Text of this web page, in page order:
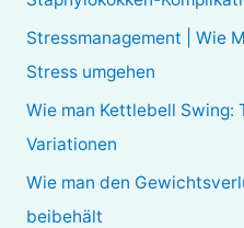
Stressmanagement | Wie
Stress umgehen
Wie man Kettlebell Swing:
Variationen
Wie man den
beibehält